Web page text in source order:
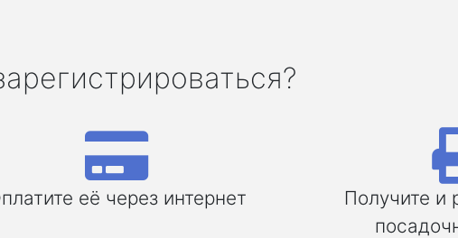
её через интернет
Получите и